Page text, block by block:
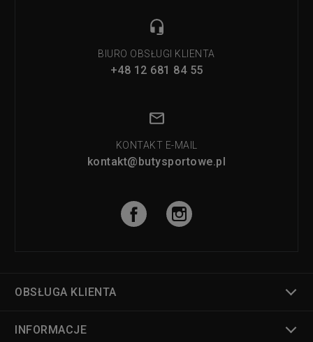
BIURO OBSŁUGI KLIENTA
+48 12 681 84 55
KONTAKT E-MAIL
kontakt@butysportowe.pl
OBSŁUGA KLIENTA
INFORMACJE